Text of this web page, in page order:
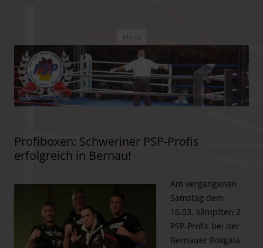
Menü
springen
Profiboxen: Schweriner PSP-Profis
erfolgreich in Bernau!
Am vergangenen
Samstag dem
16.03. kämpften 2
PSP-Profis bei der
Bernauer Boxgala